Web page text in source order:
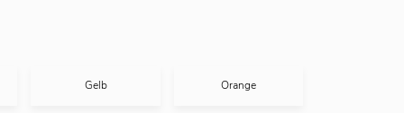
Gelb Orange